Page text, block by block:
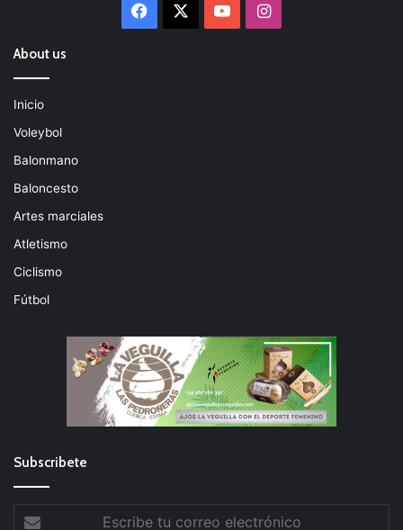
Facebook YouTubeInstagram
About us
Inicio
Voleybol
Balonmano
Baloncesto
Artes marciales
Atletismo
Ciclismo
Fútbol
Subscribete
Escribe